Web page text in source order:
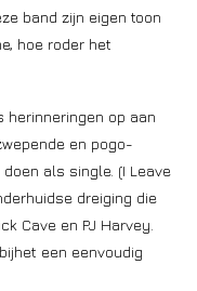
band zijn eigen toon
hoe roder het
herinneringen op aan
en pogo-
als single. (I Leave
dreiging die
Cave en PJ Harvey.
een eenvoudig